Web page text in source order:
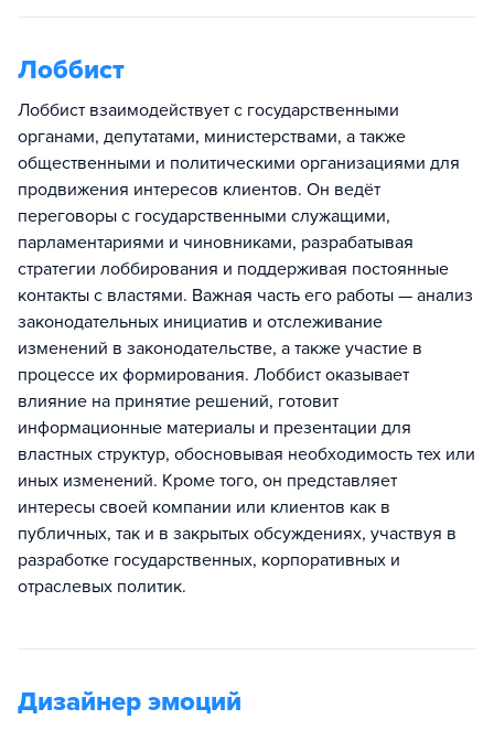
Лоббист
Лоббист взаимодействует с государственными
органами, депутатами, министерствами, а также
общественными и политическими организациями для
продвижения интересов клиентов. Он ведёт
переговоры с государственными служащими,
парламентариями и чиновниками, разрабатывая
стратегии лоббирования и поддерживая постоянные
контакты с властями. Важная часть его работы — анализ
законодательных инициатив и отслеживание
изменений в законодательстве, а также участие в
процессе их формирования. Лоббист оказывает
влияние на принятие решений, готовит
информационные материалы и презентации для
властных структур, обосновывая необходимость тех или
иных изменений. Кроме того, он представляет
интересы своей компании или клиентов как в
публичных, так и в закрытых обсуждениях, участвуя в
разработке государственных, корпоративных и
отраслевых политик.
Дизайнер эмоций